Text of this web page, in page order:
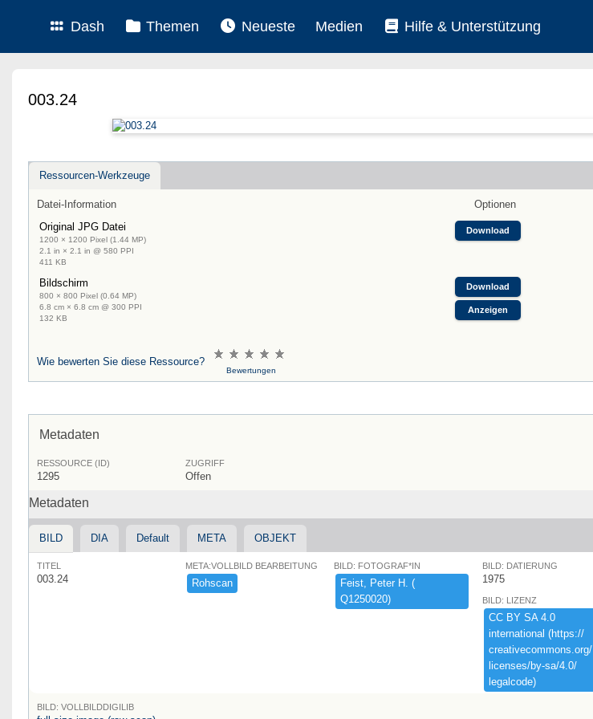
Dash Themen Neueste Medien Hilfe & Unterstützung
003.24
Ressourcen-Werkzeuge
Datei-Information
Optionen
Original JPG Datei
1200 × 1200 Pixel (1.44 MP)
2.1 in × 2.1 in @ 580 PPI
411 KB
Download
Bildschirm
800 × 800 Pixel (0.64 MP)
6.8 cm × 6.8 cm @ 300 PPI
132 KB
Download
Anzeigen
Wie bewerten Sie diese Ressource?
Bewertungen
Metadaten
RESSOURCE (ID)
1295
ZUGRIFF
Offen
Metadaten
BILD DIA Default META OBJEKT
TITEL
003.24
META:VOLLBILD BEARBEITUNG
Rohscan
BILD: FOTOGRAF*IN
Feist,​ ​Peter ​H.​ ​(​
Q1250020)​
BILD: DATIERUNG
1975
BILD: LIZENZ
CC ​BY ​SA ​4.​0 ​
international ​(​https:​/​/​
creativecommons.​org/​
licenses/​by-​sa/​4.​0/​
legalcode)​
BILD: VOLLBILDDIGILIB